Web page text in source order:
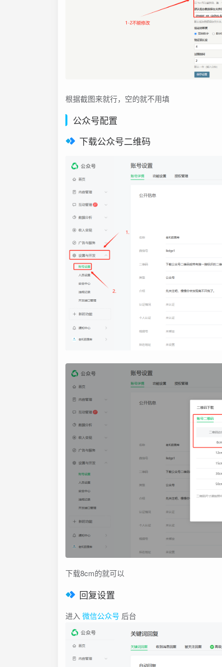
根据截图来就行，空的就不用填
公众号配置
下载公众号二维码
下载8cm的就可以
回复设置
进入 微信公众号 后台